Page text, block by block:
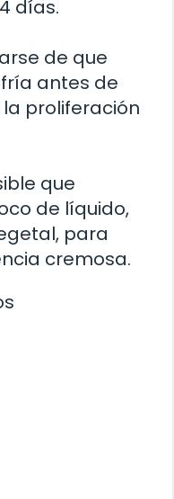
días.
de que
antes de
proliferación
que
de líquido,
para
cremosa.